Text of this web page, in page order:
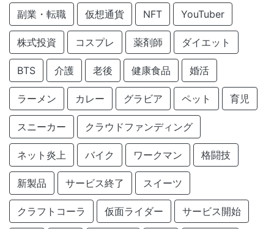
副業・転職 仮想通貨 NFT YouTuber
株式投資 コスプレ 薬剤師 ダイエット
BTS 介護 老後 健康食品 婚活
ラーメン カレー グラビア ペット 育児
スニーカー クラウドファンディング
ネット炎上 バイク ワークマン 格闘技
新製品 サービス終了 スイーツ
クラフトコーラ 仮面ライダー サービス開始